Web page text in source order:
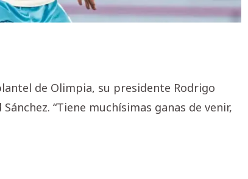
de Olimpia, su presidente Rodrigo
“Tiene muchísimas ganas de venir,